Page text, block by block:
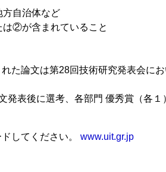
自治体など
が含まれていること
文は第28回技術研究発表会にお
に選考、各部門 優秀賞（各１）
してください。 www.uit.gr.jp